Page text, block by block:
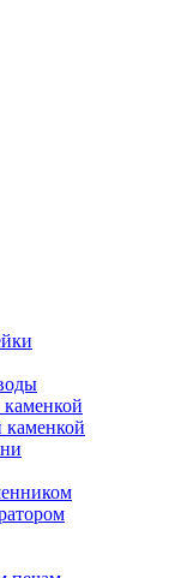
каменкой